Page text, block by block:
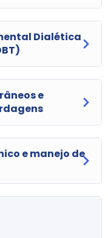
Dialética
e
e manejo de